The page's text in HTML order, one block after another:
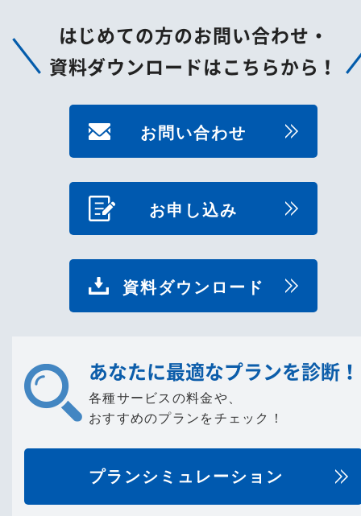
はじめての方のお問い合わせ・
資料ダウンロードはこちらから！
お問い合わせ
お申し込み
資料ダウンロード
あなたに最適なプランを診断！
各種サービスの料金や、
おすすめのプランをチェック！
プランシミュレーション